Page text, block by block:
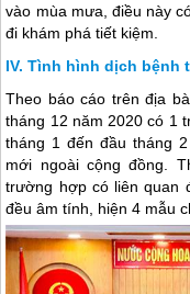
vào mùa mưa, điều này
đi khám phá tiết kiệm.
Tình hình dịch bệnh
Theo báo cáo trên địa
tháng 12 năm 2020 có 1
tháng 1 đến đầu tháng
mới ngoài cộng đồng.
trường hợp có liên quan
đều âm tính, hiện 4 mẫu